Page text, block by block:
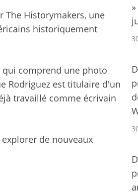
The Historymakers, une
historiquement
comprend une photo
Rodriguez est titulaire d'un
travaillé comme écrivain
de nouveaux